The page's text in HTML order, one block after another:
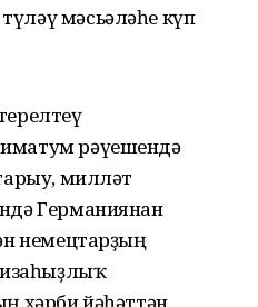
мәсьәләһе күп
рәүешендә
милләт
Германиянан
немецтарҙың